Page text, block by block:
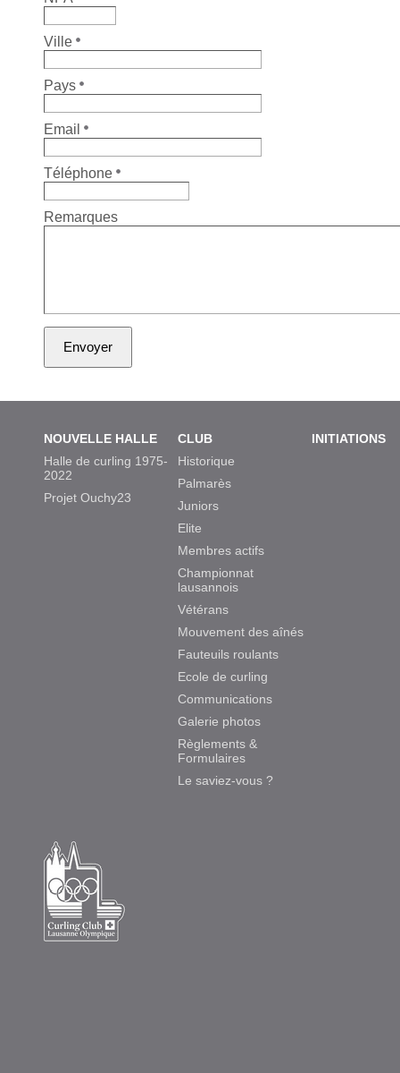
Ville
Pays
Email
Téléphone
Remarques
NOUVELLE HALLE
Halle de curling 1975-
2022
Projet Ouchy23
CLUB
Historique
Palmarès
Juniors
Elite
Membres actifs
Championnat
lausannois
Vétérans
Mouvement des aînés
Fauteuils roulants
Ecole de curling
Communications
Galerie photos
Règlements &
Formulaires
Le saviez-vous ?
INITIATIONS